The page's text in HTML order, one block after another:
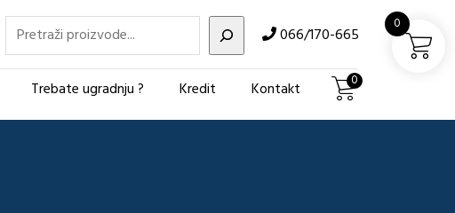
Pretraži 066/170-665
Trebate ugradnju ? Kredit Kontakt 0
0